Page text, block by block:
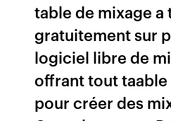
table de mixage
gratuitement sur
logiciel libre de
offrant tout taable
pour créer des